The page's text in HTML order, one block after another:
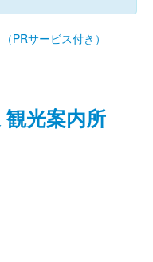
PRサービス付き）
光案内所